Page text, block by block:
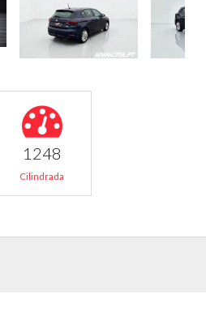
1248
Cilindrada